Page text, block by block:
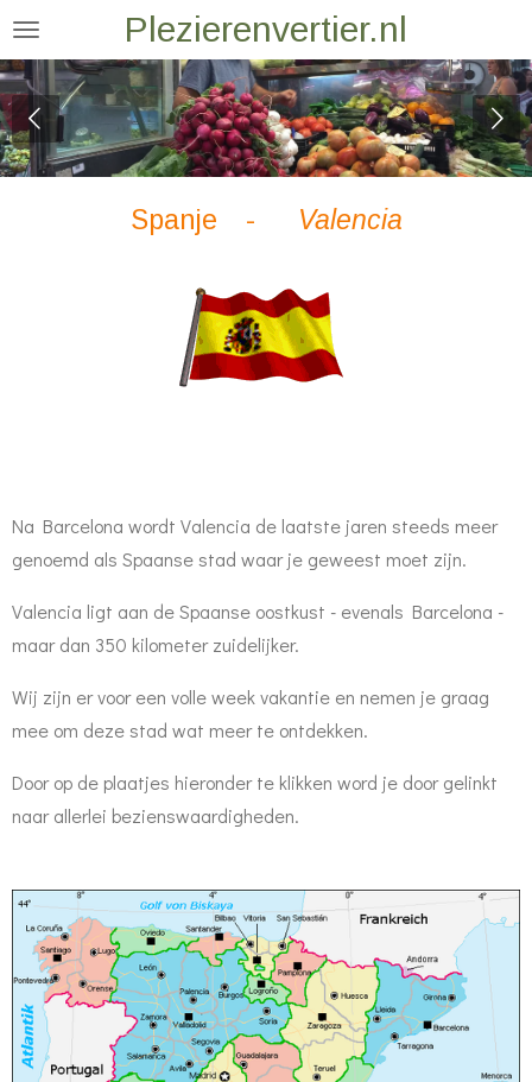
Ga
direct
naar
de
hoofdinhoud
Plezierenvertier.nl
Spanje - Valencia
Na Barcelona wordt Valencia de laatste jaren steeds meer
genoemd als Spaanse stad waar je geweest moet zijn.
Valencia ligt aan de Spaanse oostkust - evenals Barcelona -
maar dan 350 kilometer zuidelijker.
Wij zijn er voor een volle week vakantie en nemen je graag
mee om deze stad wat meer te ontdekken.
Door op de plaatjes hieronder te klikken word je door gelinkt
naar allerlei bezienswaardigheden.